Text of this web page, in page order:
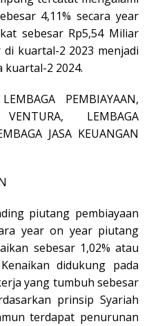
4,11% secara year
sebesar Rp5,54 Miliar
kuartal-2 2023 menjadi
kuartal-2 2024.
PEMBIAYAAN,
LEMBAGA
JASA KEUANGAN
piutang pembiayaan
year on year piutang
sebesar 1,02% atau
didukung pada
yang tumbuh sebesar
prinsip Syariah
terdapat penurunan